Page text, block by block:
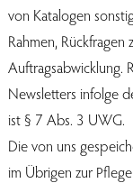
von Katalogen
Rahmen,
Auftragsabwicklung.
Newsletters infolge
ist § 7 Abs. 3 UWG.
Die von uns
im Übrigen zur